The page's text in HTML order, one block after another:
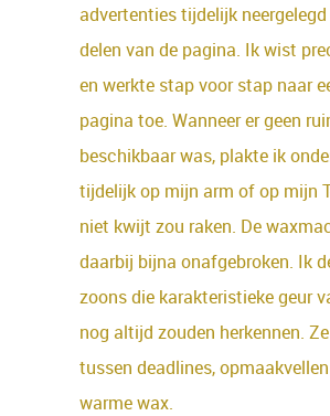
advertenties tijdelijk
delen van de pagina. Ik wist
en werkte stap voor stap naar
pagina toe. Wanneer er geen
beschikbaar was, plakte ik
tijdelijk op mijn arm of op mijn
niet kwijt zou raken. De
daarbij bijna onafgebroken. Ik
zoons die karakteristieke geur
nog altijd zouden herkennen.
tussen deadlines,
warme wax.